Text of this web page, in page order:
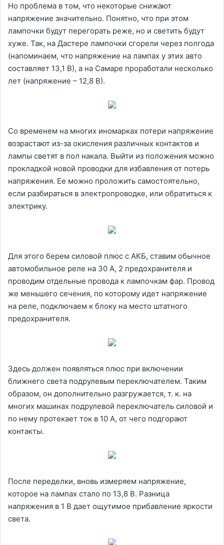
Но проблема в том, что некоторые снижают
напряжение значительно. Понятно, что при этом
лампочки будут перегорать реже, но и светить будут
хуже. Так, на Дастере лампочки сгорели через полгода
(напоминаем, что напряжение на лампах у этих авто
составляет 13,1 В), а на Самаре проработали несколько
лет (напряжение – 12,8 В).
Со временем на многих иномарках потери напряжение
возрастают из-за окисления различных контактов и
лампы светят в пол накала. Выйти из положения можно
прокладкой новой проводки для избавления от потерь
напряжения. Ее можно проложить самостоятельно,
если разбираться в электропроводке, или обратиться к
электрику.
Для этого берем силовой плюс с АКБ, ставим обычное
автомобильное реле на 30 А, 2 предохранителя и
проводим отдельные провода к лампочкам фар. Провод
же меньшего сечения, по которому идет напряжение
на реле, подключаем к блоку на место штатного
предохранителя.
Здесь должен появляться плюс при включении
ближнего света подрулевым переключателем. Таким
образом, он дополнительно разгружается, т. к. на
многих машинах подрулевой переключатель силовой и
по нему протекает ток в 10 А, от чего подгорают
контакты.
После переделки, вновь измеряем напряжение,
которое на лампах стало по 13,8 В. Разница
напряжения в 1 В дает ощутимое прибавление яркости
света.